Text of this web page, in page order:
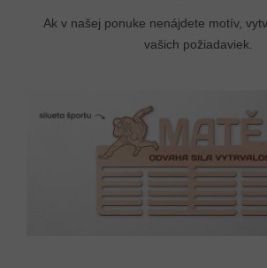
Ak v našej ponuke nenájdete motív,
vašich požiadaviek.